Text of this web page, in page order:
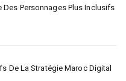
Des Personnages Plus Inclusifs
De La Stratégie Maroc Digital